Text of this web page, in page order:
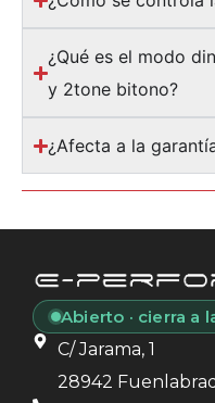
¿Qué es el modo
y 2tone bitono?
¿Afecta a la
Abierto · cierra a
C/ Jarama, 1
28942